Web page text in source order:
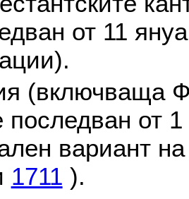
от 11
(включваща
последван от
вариант
1711 ).